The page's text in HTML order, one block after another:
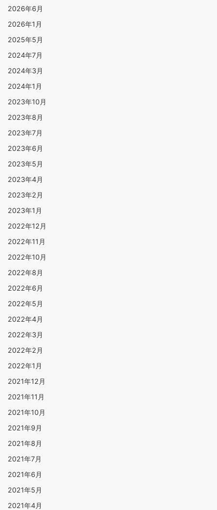
2026年6月
2026年1月
2025年5月
2024年7月
2024年3月
2024年1月
2023年10月
2023年8月
2023年7月
2023年6月
2023年5月
2023年4月
2023年2月
2023年1月
2022年12月
2022年11月
2022年10月
2022年8月
2022年6月
2022年5月
2022年4月
2022年3月
2022年2月
2022年1月
2021年12月
2021年11月
2021年10月
2021年9月
2021年8月
2021年7月
2021年6月
2021年5月
2021年4月